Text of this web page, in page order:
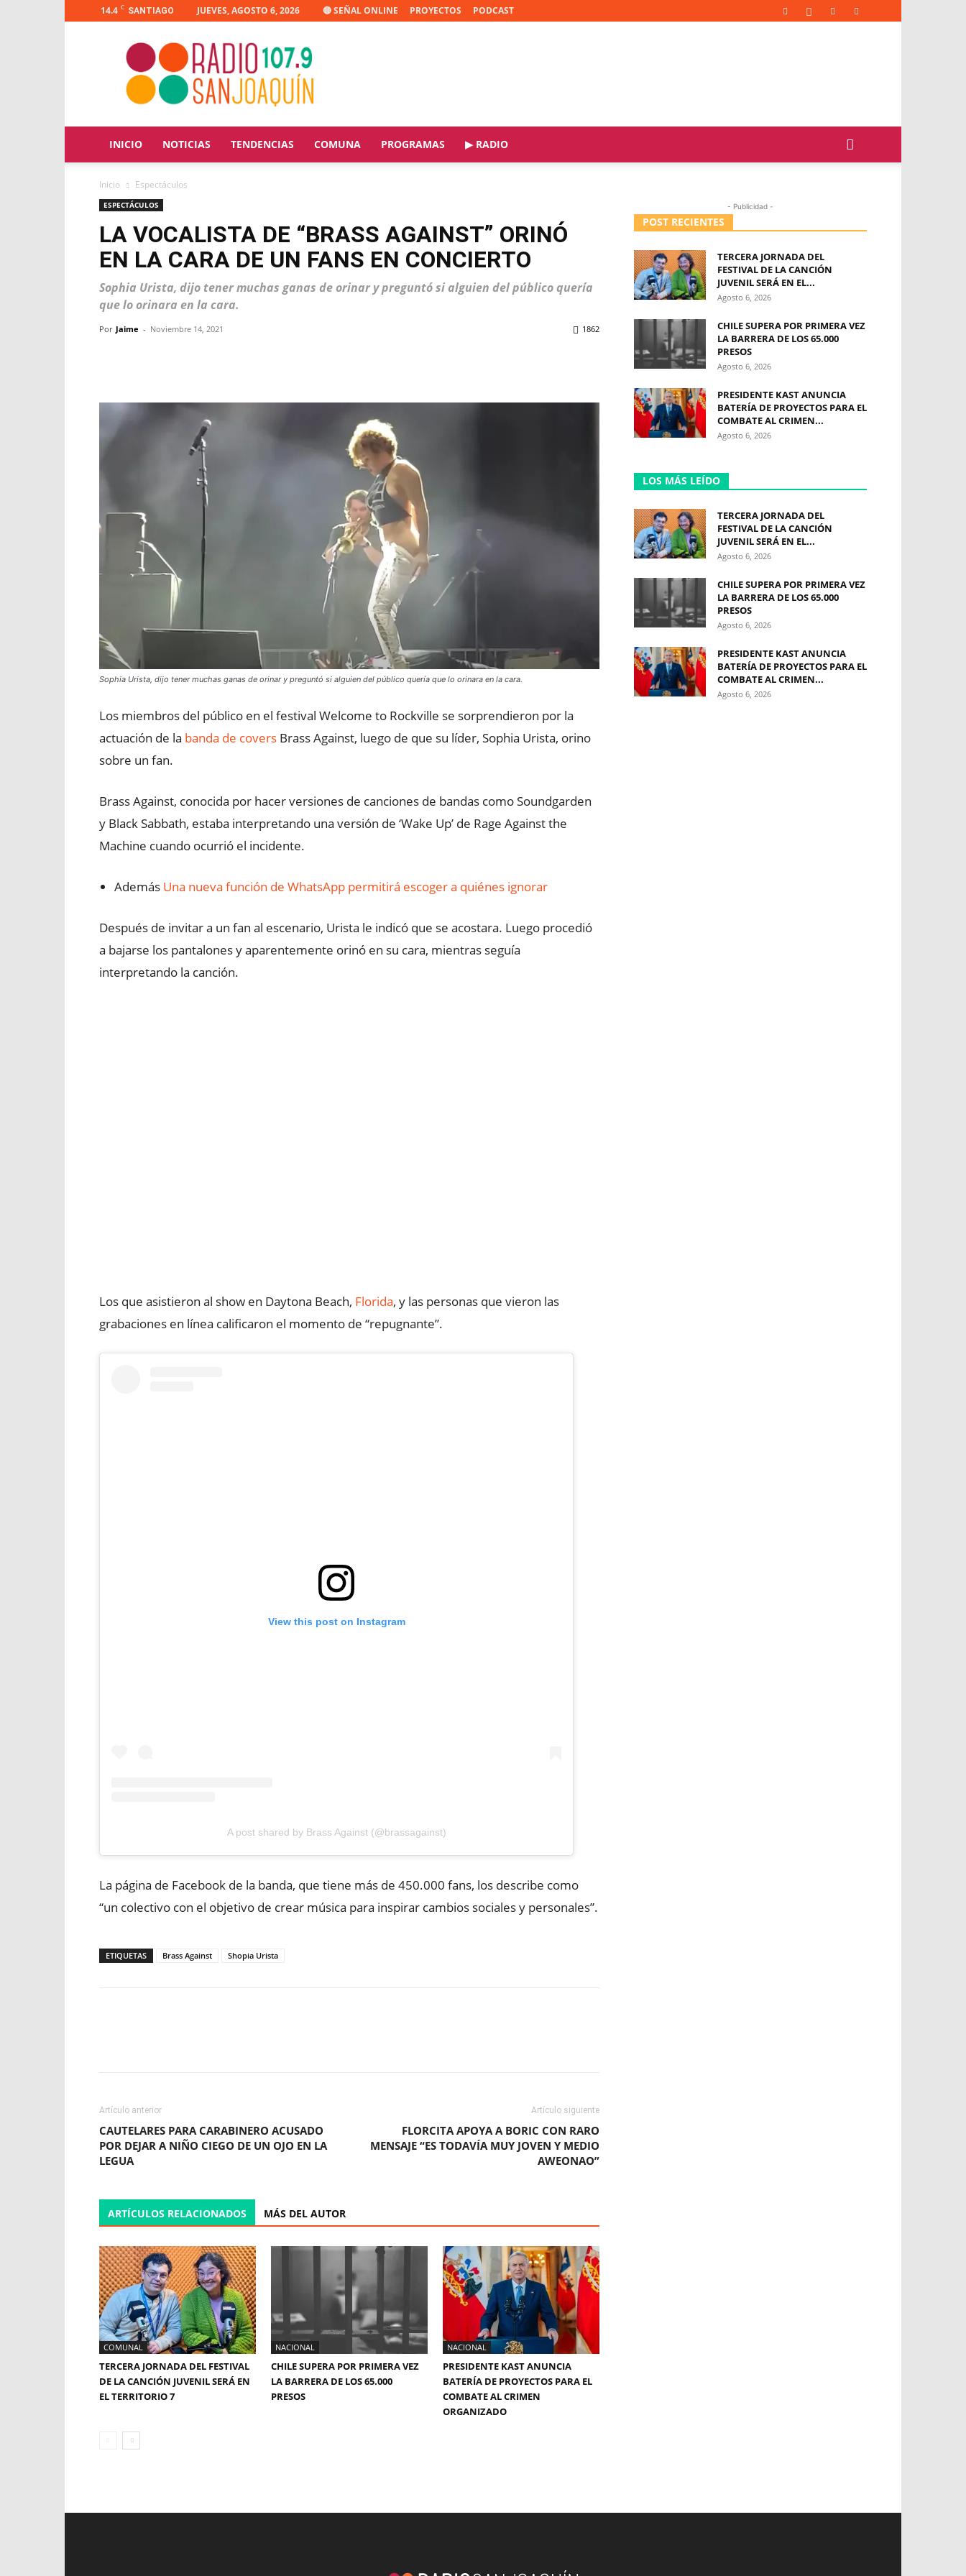
14.4 C SANTIAGO JUEVES, AGOSTO 6, 2026 🔴 SEÑAL ONLINE PROYECTOS PODCAST
Radio
Joaquín
INICIO NOTICIAS TENDENCIAS COMUNA PROGRAMAS ▶ RADIO
Inicio Espectáculos
ESPECTÁCULOS
LA VOCALISTA DE “BRASS AGAINST” ORINÓ
EN LA CARA DE UN FANS EN CONCIERTO
Sophia Urista, dijo tener muchas ganas de orinar y preguntó si alguien del público quería
que lo orinara en la cara.
Por Jaime - Noviembre 14, 2021 1862
Sophia Urista, dijo tener muchas ganas de orinar y preguntó si alguien del público quería que lo orinara en la cara.
Los miembros del público en el festival Welcome to Rockville se sorprendieron por la
actuación de la banda de covers Brass Against, luego de que su líder, Sophia Urista, orino
sobre un fan.
Brass Against, conocida por hacer versiones de canciones de bandas como Soundgarden
y Black Sabbath, estaba interpretando una versión de ‘Wake Up’ de Rage Against the
Machine cuando ocurrió el incidente.
Además Una nueva función de WhatsApp permitirá escoger a quiénes ignorar
Después de invitar a un fan al escenario, Urista le indicó que se acostara. Luego procedió
a bajarse los pantalones y aparentemente orinó en su cara, mientras seguía
interpretando la canción.
Los que asistieron al show en Daytona Beach, Florida, y las personas que vieron las
grabaciones en línea calificaron el momento de “repugnante”.
View this post on Instagram
A post shared by Brass Against (@brassagainst)
La página de Facebook de la banda, que tiene más de 450.000 fans, los describe como
“un colectivo con el objetivo de crear música para inspirar cambios sociales y personales”.
ETIQUETAS Brass Against Shopia Urista
Artículo anterior
CAUTELARES PARA CARABINERO ACUSADO
POR DEJAR A NIÑO CIEGO DE UN OJO EN LA
LEGUA
Artículo siguiente
FLORCITA APOYA A BORIC CON RARO
MENSAJE “ES TODAVÍA MUY JOVEN Y MEDIO
AWEONAO”
ARTÍCULOS RELACIONADOS MÁS DEL AUTOR
COMUNAL
TERCERA JORNADA DEL FESTIVAL
DE LA CANCIÓN JUVENIL SERÁ EN
EL TERRITORIO 7
NACIONAL
CHILE SUPERA POR PRIMERA VEZ
LA BARRERA DE LOS 65.000
PRESOS
NACIONAL
PRESIDENTE KAST ANUNCIA
BATERÍA DE PROYECTOS PARA EL
COMBATE AL CRIMEN
ORGANIZADO
- Publicidad -
POST RECIENTES
TERCERA JORNADA DEL
FESTIVAL DE LA CANCIÓN
JUVENIL SERÁ EN EL...
Agosto 6, 2026
CHILE SUPERA POR PRIMERA VEZ
LA BARRERA DE LOS 65.000
PRESOS
Agosto 6, 2026
PRESIDENTE KAST ANUNCIA
BATERÍA DE PROYECTOS PARA EL
COMBATE AL CRIMEN...
Agosto 6, 2026
LOS MÁS LEÍDO
TERCERA JORNADA DEL
FESTIVAL DE LA CANCIÓN
JUVENIL SERÁ EN EL...
Agosto 6, 2026
CHILE SUPERA POR PRIMERA VEZ
LA BARRERA DE LOS 65.000
PRESOS
Agosto 6, 2026
PRESIDENTE KAST ANUNCIA
BATERÍA DE PROYECTOS PARA EL
COMBATE AL CRIMEN...
Agosto 6, 2026